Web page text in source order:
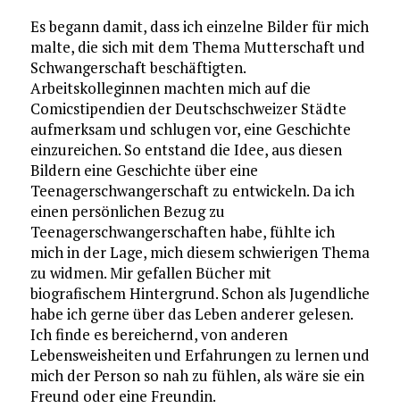
Es begann damit, dass ich einzelne Bilder für mich
malte, die sich mit dem Thema Mutterschaft und
Schwangerschaft beschäftigten.
Arbeitskolleginnen machten mich auf die
Comicstipendien der Deutschschweizer Städte
aufmerksam und schlugen vor, eine Geschichte
einzureichen. So entstand die Idee, aus diesen
Bildern eine Geschichte über eine
Teenagerschwangerschaft zu entwickeln. Da ich
einen persönlichen Bezug zu
Teenagerschwangerschaften habe, fühlte ich
mich in der Lage, mich diesem schwierigen Thema
zu widmen. Mir gefallen Bücher mit
biografischem Hintergrund. Schon als Jugendliche
habe ich gerne über das Leben anderer gelesen.
Ich finde es bereichernd, von anderen
Lebensweisheiten und Erfahrungen zu lernen und
mich der Person so nah zu fühlen, als wäre sie ein
Freund oder eine Freundin.